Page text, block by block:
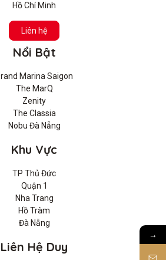
Hồ Chí Minh
Liên hệ
Nổi Bật
Marina Saigon
The MarQ
Zenity
The Classia
Nobu Đà Nẵng
Khu Vực
TP Thủ Đức
Quận 1
Nha Trang
Hồ Tràm
Đà Nẵng
Liên Hệ Duy
→